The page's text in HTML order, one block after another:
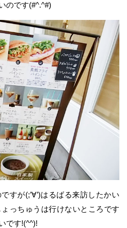
のです(#^.^#)
すが(;’∀’)はるばる来訪したかい
っちゅうは行けないところです
です!(^^)!